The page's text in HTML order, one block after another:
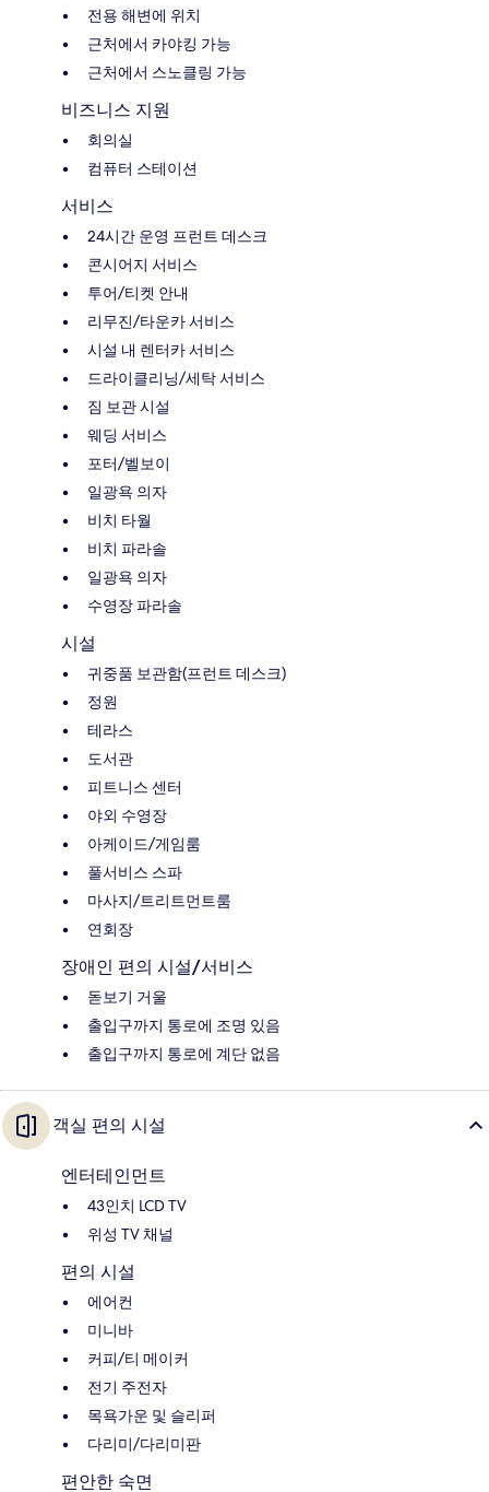
전용 해변에 위치
근처에서 카야킹 가능
근처에서 스노클링 가능
비즈니스 지원
회의실
컴퓨터 스테이션
서비스
24시간 운영 프런트 데스크
콘시어지 서비스
투어/티켓 안내
리무진/타운카 서비스
시설 내 렌터카 서비스
드라이클리닝/세탁 서비스
짐 보관 시설
웨딩 서비스
포터/벨보이
일광욕 의자
비치 타월
비치 파라솔
일광욕 의자
수영장 파라솔
시설
귀중품 보관함(프런트 데스크)
정원
테라스
도서관
피트니스 센터
야외 수영장
아케이드/게임룸
풀서비스 스파
마사지/트리트먼트룸
연회장
장애인 편의 시설/서비스
돋보기 거울
출입구까지 통로에 조명 있음
출입구까지 통로에 계단 없음
객실 편의 시설
엔터테인먼트
43인치 LCD TV
위성 TV 채널
편의 시설
에어컨
미니바
커피/티 메이커
전기 주전자
목욕가운 및 슬리퍼
다리미/다리미판
편안한 숙면